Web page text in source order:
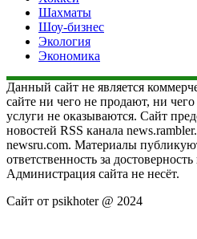
Шахматы
Шоу-бизнес
Экология
Экономика
Данный сайт не является
сайте ни чего не продают, ни
услуги не оказываются. Сайт
новостей RSS канала
newsru.com. Материалы
ответственность за
Администрация сайта не несёт.
Сайт от psikhoter @ 2024